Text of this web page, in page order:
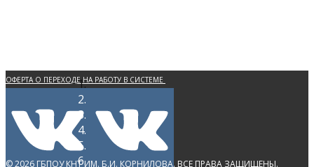
ОФЕРТА О ПЕРЕХОДЕ НА РАБОТУ В СИСТЕМЕ
ЭЛЕКТРОННОГО ДОКУМЕНТООБОРОТА
ПОЛИТИКА КОНФИДЕНЦИАЛЬНОСТИ
ПЕРСОНАЛЬНЫХ ДАННЫХ
© 2026 ГБПОУ КНТ ИМ. Б.И. КОРНИЛОВА. ВСЕ ПРАВА ЗАЩИЩЕНЫ.